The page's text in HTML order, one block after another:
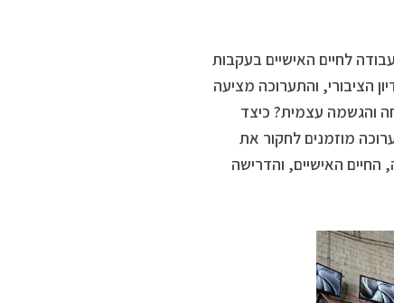
לחיים האישיים בעקבות
הציבורי, והתערוכה מציעה
והגשמה עצמית? כיצד
מוזמנים לחקור את
האישיים, והדרישה